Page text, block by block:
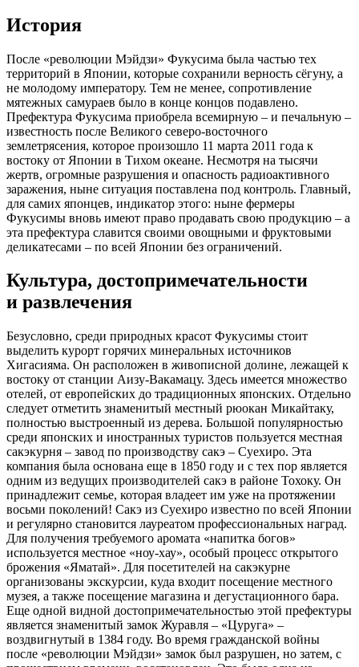
История
После «революции Мэйдзи» Фукусима была частью тех
территорий в Японии, которые сохранили верность сёгуну, а
не молодому императору. Тем не менее, сопротивление
мятежных самураев было в конце концов подавлено.
Префектура Фукусима приобрела всемирную – и печальную –
известность после Великого северо-восточного
землетрясения, которое произошло 11 марта 2011 года к
востоку от Японии в Тихом океане. Несмотря на тысячи
жертв, огромные разрушения и опасность радиоактивного
заражения, ныне ситуация поставлена под контроль. Главный,
для самих японцев, индикатор этого: ныне фермеры
Фукусимы вновь имеют право продавать свою продукцию – а
эта префектура славится своими овощными и фруктовыми
деликатесами – по всей Японии без ограничений.
Культура, достопримечательности
и развлечения
Безусловно, среди природных красот Фукусимы стоит
выделить курорт горячих минеральных источников
Хигасияма. Он расположен в живописной долине, лежащей к
востоку от станции Аизу-Вакамацу. Здесь имеется множество
отелей, от европейских до традиционных японских. Отдельно
следует отметить знаменитый местный рюокан Микайтаку,
полностью выстроенный из дерева. Большой популярностью
среди японских и иностранных туристов пользуется местная
сакэкурня – завод по производству сакэ – Суехиро. Эта
компания была основана еще в 1850 году и с тех пор является
одним из ведущих производителей сакэ в районе Тохоку. Он
принадлежит семье, которая владеет им уже на протяжении
восьми поколений! Сакэ из Суехиро известно по всей Японии
и регулярно становится лауреатом профессиональных наград.
Для получения требуемого аромата «напитка богов»
используется местное «ноу-хау», особый процесс открытого
брожения «Яматай». Для посетителей на сакэкурне
организованы экскурсии, куда входит посещение местного
музея, а также посещение магазина и дегустационного бара.
Еще одной видной достопримечательностью этой префектуры
является знаменитый замок Журавля – «Цуруга» –
воздвигнутый в 1384 году. Во время гражданской войны
после «революции Мэйдзи» замок был разрушен, но затем, с